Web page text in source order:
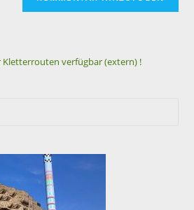
verfügbar (extern) !